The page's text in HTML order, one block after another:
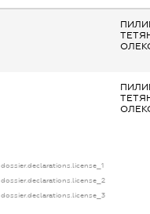
dossier.declarations.license_1
dossier.declarations.license_2
dossier.declarations.license_3